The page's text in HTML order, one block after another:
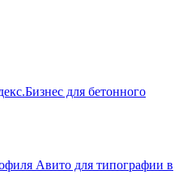
для бетонного
Авито для типографии в